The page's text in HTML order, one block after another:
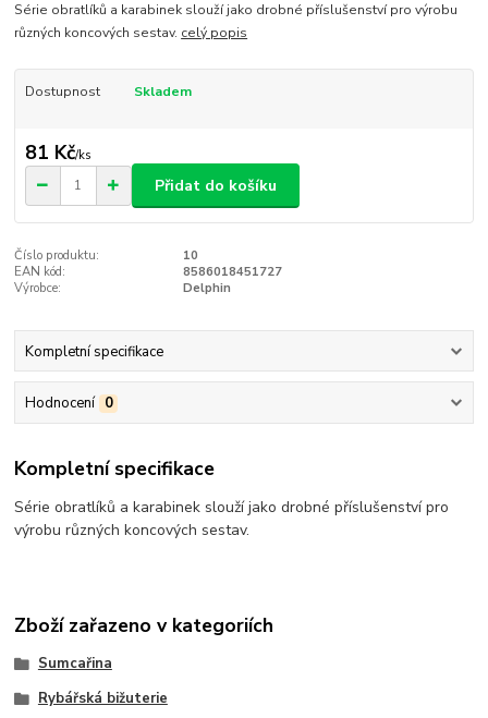
Série obratlíků a karabinek slouží jako drobné příslušenství pro výrobu
různých koncových sestav. celý popis
Dostupnost Skladem
81 Kč/ks
Přidat do košíku
Číslo produktu:
10
EAN kód:
8586018451727
Výrobce:
Delphin
Kompletní specifikace
Hodnocení 0
Kompletní specifikace
Série obratlíků a karabinek slouží jako drobné příslušenství pro
výrobu různých koncových sestav.
Zboží zařazeno v kategoriích
Sumcařina
Rybářská bižuterie